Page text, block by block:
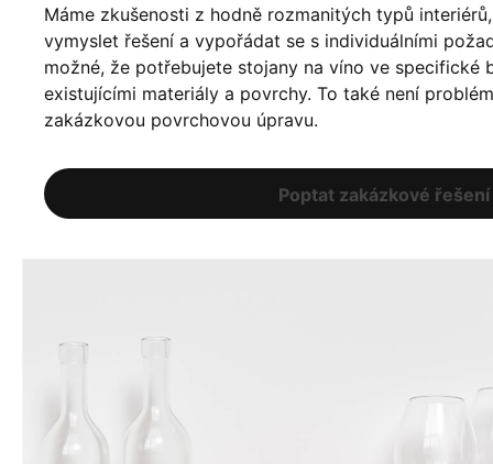
Máme zkušenosti z hodně rozmanitých typů
vymyslet řešení a vypořádat se s individuálními
možné, že potřebujete stojany na víno ve specifické
existujícími materiály a povrchy. To také není
zakázkovou povrchovou úpravu.
Poptat zakázkové řešení